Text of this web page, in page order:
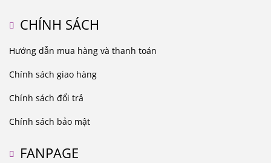
CHÍNH SÁCH
Hướng dẫn mua hàng và thanh toán
Chính sách giao hàng
Chính sách đổi trả
Chính sách bảo mật
FANPAGE